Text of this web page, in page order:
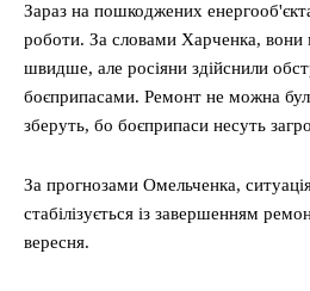
Зараз на пошкоджених
роботи. За словами Харченка, вони
швидше, але росіяни здійснили
боєприпасами. Ремонт не можна
зберуть, бо боєприпаси несуть
За прогнозами Омельченка,
стабілізується із завершенням
вересня.